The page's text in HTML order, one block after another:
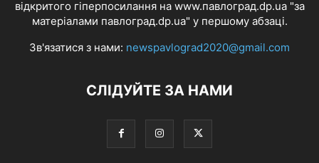
відкритого гіперпосилання на www.павлоград.dp.ua "за
матеріалами павлоград.dp.ua" у першому абзаці.
Зв'язатися з нами: newspavlograd2020@gmail.com
СЛІДУЙТЕ ЗА НАМИ